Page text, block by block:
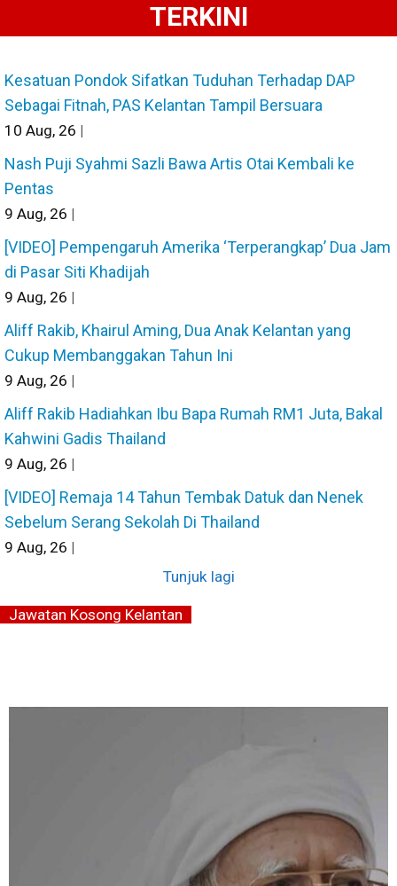
TERKINI
Kesatuan Pondok Sifatkan Tuduhan Terhadap DAP
Sebagai Fitnah, PAS Kelantan Tampil Bersuara
10 Aug, 26 |
Nash Puji Syahmi Sazli Bawa Artis Otai Kembali ke
Pentas
9 Aug, 26 |
[VIDEO] Pempengaruh Amerika ‘Terperangkap’ Dua Jam
di Pasar Siti Khadijah
9 Aug, 26 |
Aliff Rakib, Khairul Aming, Dua Anak Kelantan yang
Cukup Membanggakan Tahun Ini
9 Aug, 26 |
Aliff Rakib Hadiahkan Ibu Bapa Rumah RM1 Juta, Bakal
Kahwini Gadis Thailand
9 Aug, 26 |
[VIDEO] Remaja 14 Tahun Tembak Datuk dan Nenek
Sebelum Serang Sekolah Di Thailand
9 Aug, 26 |
Tunjuk lagi
Jawatan Kosong Kelantan